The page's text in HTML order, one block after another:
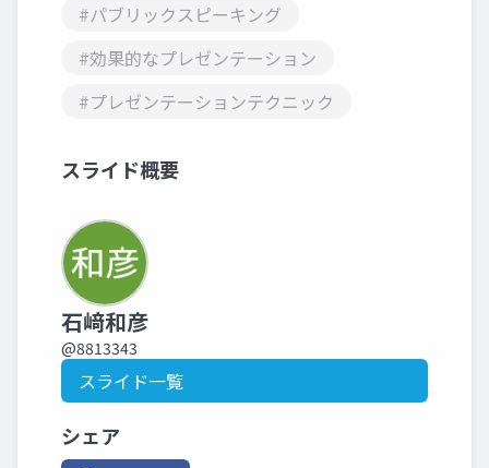
#パブリックスピーキング
#効果的なプレゼンテーション
#プレゼンテーションテクニック
スライド概要
石﨑和彦
@8813343
スライド一覧
シェア